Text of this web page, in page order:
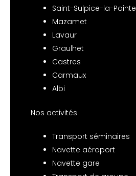
Saint-Sulpice-la-Pointe
Mazamet
Lavaur
Graulhet
Castres
Carmaux
Albi
Nos activités
Transport séminaires
Navette aéroport
Navette gare